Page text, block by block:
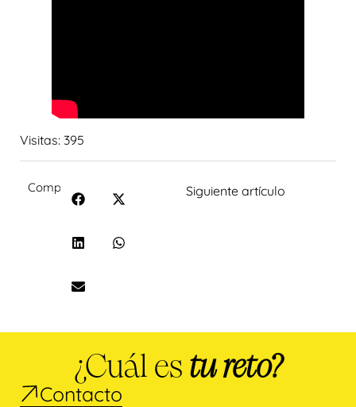
Visitas: 395
Compartir: Siguiente artículo
¿Cuál es tu reto?
Contacto